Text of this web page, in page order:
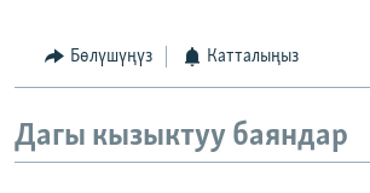
Бөлүшүңүз Катталыңыз
Дагы кызыктуу баяндар